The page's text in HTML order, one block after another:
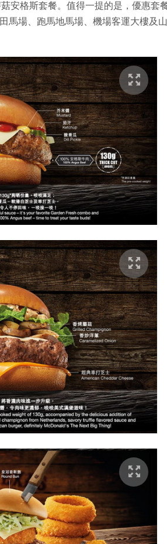
安格斯套餐。值得一提的是，優惠套
馬場、跑馬地馬場、機場客運大樓及